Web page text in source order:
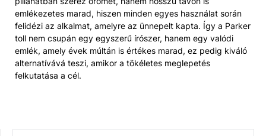
emlékezetes marad, hiszen minden egyes használat során
felidézi az alkalmat, amelyre az ünnepelt kapta. Így a Parker
toll nem csupán egy egyszerű írószer, hanem egy valódi
emlék, amely évek múltán is értékes marad, ez pedig kiváló
alternatívává teszi, amikor a tökéletes meglepetés
felkutatása a cél.